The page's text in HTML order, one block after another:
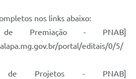
nos links abaixo:
Premiação - PNAB]
portal/editais/0/5/
Projetos - PNAB]